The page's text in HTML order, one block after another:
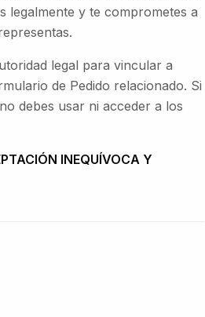
legalmente y te comprometes a
legal para vincular a
de Pedido relacionado. Si
debes usar ni acceder a los
INEQUÍVOCA Y